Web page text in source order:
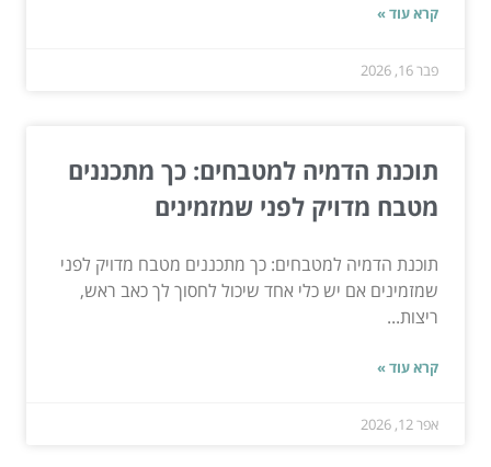
קרא עוד »
פבר 16, 2026
תוכנת הדמיה למטבחים: כך מתכננים
מטבח מדויק לפני שמזמינים
תוכנת הדמיה למטבחים: כך מתכננים מטבח מדויק לפני
שמזמינים אם יש כלי אחד שיכול לחסוך לך כאב ראש,
ריצות...
קרא עוד »
אפר 12, 2026